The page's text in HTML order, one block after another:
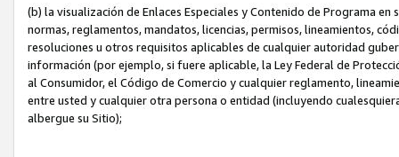
(b) la visualización de Enlaces Especiales y Contenido de Programa
normas, reglamentos, mandatos, licencias, permisos, lineamientos,
resoluciones u otros requisitos aplicables de cualquier autoridad
información (por ejemplo, si fuere aplicable, la Ley Federal de
al Consumidor, el Código de Comercio y cualquier reglamento,
entre usted y cualquier otra persona o entidad (incluyendo
albergue su Sitio);